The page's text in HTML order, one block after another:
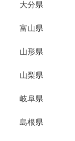
大分県
富山県
山形県
山梨県
岐阜県
島根県